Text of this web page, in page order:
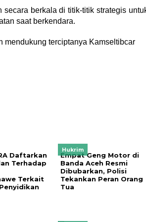
secara berkala di titik-titik strategis
saat berkendara.
mendukung terciptanya Kamseltibcar
Daftarkan
Terhadap
Terkait
Hukrim
Empat Geng Motor di
Banda Aceh Resmi
Dibubarkan, Polisi
Tekankan Peran Orang
Tua